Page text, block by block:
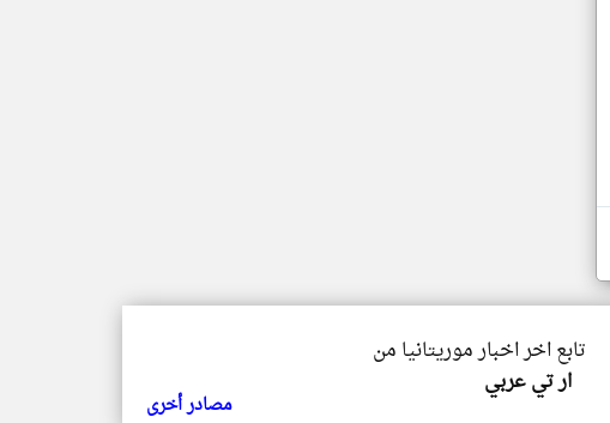
تابع اخر اخبار موريتانيا من
ار تي عربي
مصادر أخرى